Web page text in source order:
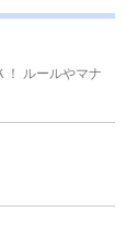
！ ルールやマナ